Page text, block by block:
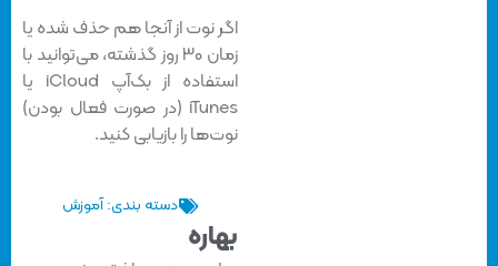
اگر نوت از آنجا هم حذف شده یا
زمان ۳۰ روز گذشته، می‌توانید با
استفاده از بک‌آپ iCloud یا
iTunes (در صورت فعال بودن)
نوت‌ها را بازیابی کنید.
دسته بندی:آموزش
بهاره